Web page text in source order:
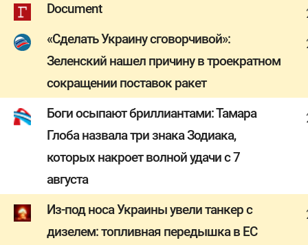
Document
«Сделать Украину сговорчивой»:
Зеленский нашел причину в троекратном
сокращении поставок ракет
Боги осыпают бриллиантами: Тамара
Глоба назвала три знака Зодиака,
которых накроет волной удачи с 7
августа
Из-под носа Украины увели танкер с
дизелем: топливная передышка в ЕС